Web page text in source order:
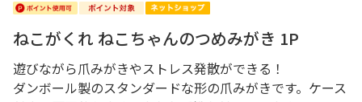
ねこがくれ ねこちゃんのつめみがき 1P
遊びながら爪みがきやストレス発散ができる！
ダンボール製のスタンダードな形の爪みがきです。ケース